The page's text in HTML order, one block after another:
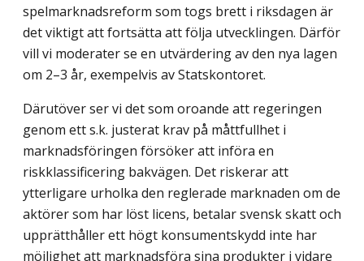
spelmarknadsreform som togs brett i riksdagen är
det viktigt att fortsätta att följa utvecklingen. Därför
vill vi moderater se en utvärdering av den nya lagen
om 2–3 år, exempelvis av Statskontoret.
Därutöver ser vi det som oroande att regeringen
genom ett s.k. justerat krav på måttfullhet i
marknadsföringen försöker att införa en
riskklassificering bakvägen. Det riskerar att
ytterligare urholka den reglerade marknaden om de
aktörer som har löst licens, betalar svensk skatt och
upprätthåller ett högt konsumentskydd inte har
möjlighet att marknadsföra sina produkter i vidare